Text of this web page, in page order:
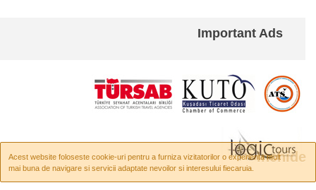
× Inchide
Acest website foloseste cookie-uri pentru a furniza vizitatorilor o experienta mult
mai buna de navigare si servicii adaptate nevoilor si interesului fiecaruia.
Important Ads